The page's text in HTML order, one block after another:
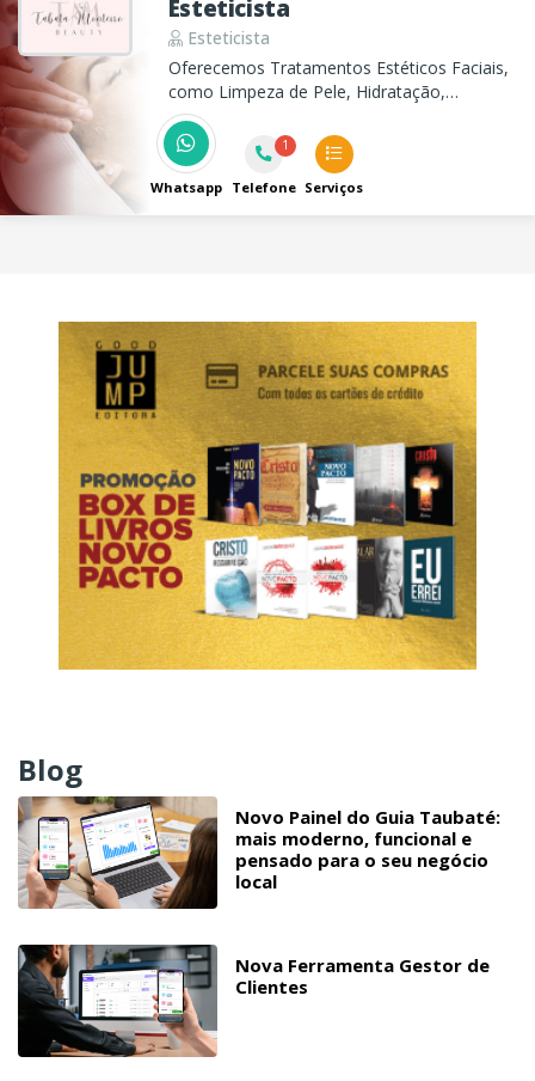
Esteticista
Esteticista
Oferecemos Tratamentos Estéticos Faciais,
como Limpeza de Pele, Hidratação,
Microagulhamento e Laserterapia. Além de
Terapia Capilar e Spa dos Pés
Whatsapp
1
Telefone Serviços
Blog
Novo Painel do Guia Taubaté:
mais moderno, funcional e
pensado para o seu negócio
local
Nova Ferramenta Gestor de
Clientes